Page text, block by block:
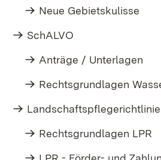
Neue Gebietskulisse
SchALVO
Anträge / Unterlagen
Rechtsgrundlagen
Rechtsgrundlagen LPR